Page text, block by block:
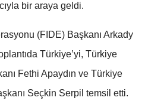
bir araya geldi.
(FIDE) Başkanı Arkady
Türkiye’yi, Türkiye
Fethi Apaydın ve Türkiye
Seçkin Serpil temsil etti.